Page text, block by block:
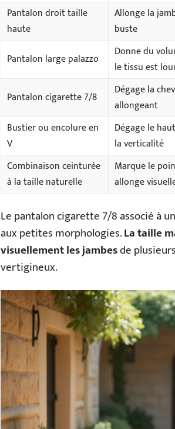
Pantalon droit taille
haute
Allonge la
buste
Pantalon large palazzo
Donne du
le tissu est
Pantalon cigarette 7/8
Dégage la
allongeant
Bustier ou encolure en
V
Dégage le
la verticalité
Combinaison ceinturée
à la taille naturelle
Marque le
allonge
Le pantalon cigarette 7/8 associé à
aux petites morphologies.La taille
visuellement les jambesde
vertigineux.